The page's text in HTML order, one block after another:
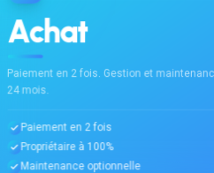
Achat
Paiement en 2 fois. Gestion et
24 mois.
Paiement en 2 fois
Propriétaire à 100%
Maintenance optionnelle